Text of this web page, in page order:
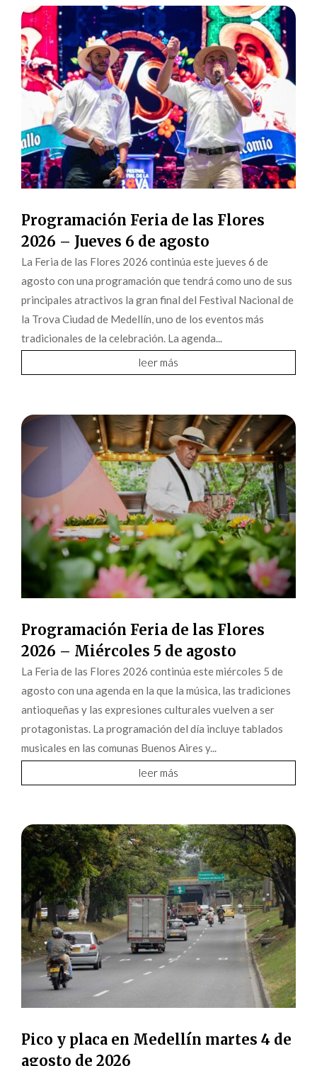
Programación Feria de las Flores
2026 – Jueves 6 de agosto
La Feria de las Flores 2026 continúa este jueves 6 de
agosto con una programación que tendrá como uno de sus
principales atractivos la gran final del Festival Nacional de
la Trova Ciudad de Medellín, uno de los eventos más
tradicionales de la celebración. La agenda...
leer más
Programación Feria de las Flores
2026 – Miércoles 5 de agosto
La Feria de las Flores 2026 continúa este miércoles 5 de
agosto con una agenda en la que la música, las tradiciones
antioqueñas y las expresiones culturales vuelven a ser
protagonistas. La programación del día incluye tablados
musicales en las comunas Buenos Aires y...
leer más
Pico y placa en Medellín martes 4 de
agosto de 2026